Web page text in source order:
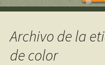
Archivo de la
de color